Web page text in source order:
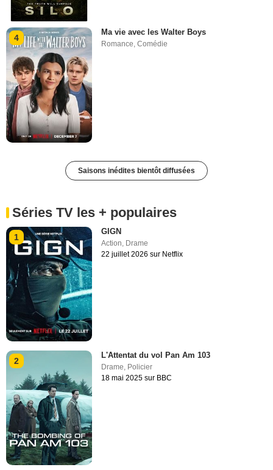
4
Ma vie avec les Walter Boys
Romance,Comédie
Saisons inédites bientôt diffusées
Séries TV les + populaires
1
GIGN
Action Drame
22 juillet 2026 sur Netflix
2
L'Attentat du vol Pan Am 103
Drame, Policier
18 mai 2025 sur BBC